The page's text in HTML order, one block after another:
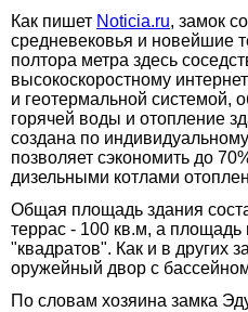
Как пишет Noticia.ru, замок
средневековья и новейшие
полтора метра здесь
высокоскоростному
и геотермальной системой,
горячей воды и отопление
создана по
позволяет сэкономить до
дизельными котлами
Общая площадь здания
террас - 100 кв.м, а площадь
"квадратов". Как и в других
оружейный двор с
По словам хозяина замка